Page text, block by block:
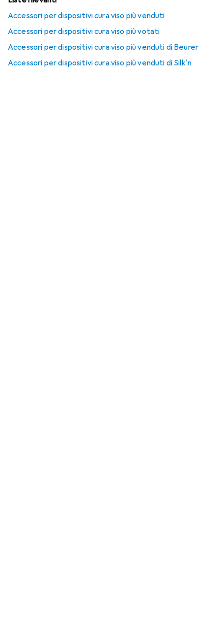
Accessori per dispositivi cura viso più venduti
Accessori per dispositivi cura viso più votati
Accessori per dispositivi cura viso più venduti di Beurer
Accessori per dispositivi cura viso più venduti di Silk'n